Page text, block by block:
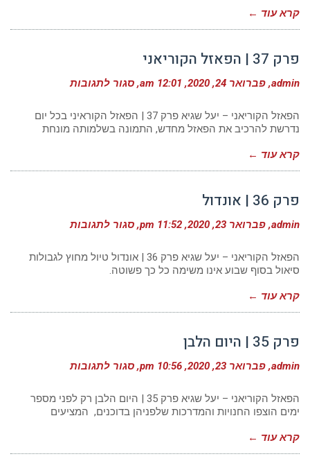
קרא עוד ←
פרק 37 | הפאזל הקוריאני
admin פברואר 24, 2020 12:01 am סגור לתגובותעל
הפאזל
הקוריאני
הפאזל הקוריאני – יעל שגיא פרק 37 | הפאזל הקוראיני בכל יום
נדרשת להרכיב את הפאזל מחדש, התמונה בשלמותה מונחת
קרא עוד ←
פרק 36 | אונדול
admin פברואר 23, 2020 11:52 pm סגור לתגובותעל
|
אונדול
הפאזל הקוריאני – יעל שגיא פרק 36 | אונדול טיול מחוץ לגבולות
סיאול בסוף שבוע אינו משימה כל כך פשוטה.
קרא עוד ←
פרק 35 | היום הלבן
admin פברואר 23, 2020 10:56 pm סגור לתגובותעל
|
היום
הלבן
הפאזל הקוריאני – יעל שגיא פרק 35 | היום הלבן רק לפני מספר
ימים הוצפו החנויות והמדרכות שלפניהן בדוכנים, המציעים
קרא עוד ←